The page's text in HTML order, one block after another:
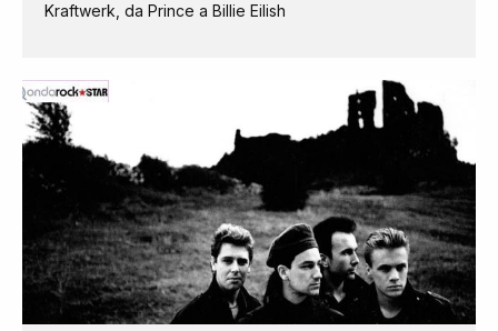
Kraftwerk, da Prince a Billie Eilish